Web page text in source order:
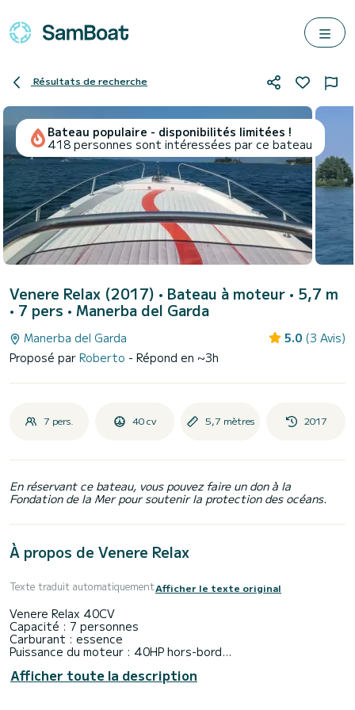
Résultats de recherche
Bateau populaire - disponibilités limitées !
418 personnes sont intéressées par ce bateau
Venere Relax (2017) • Bateau à moteur • 5,7 m
• 7 pers • Manerba del Garda
Manerba del Garda 5.0 (3 Avis)
Proposé par Roberto - Répond en ~3h
7 pers. 40 cv 5,7 mètres 2017
En réservant ce bateau, vous pouvez faire un don à la
Fondation de la Mer pour soutenir la protection des océans.
À propos de Venere Relax
Texte traduit automatiquementAfficher le texte original
Venere Relax 40CV
Capacité : 7 personnes
Carburant : essence
Puissance du moteur : 40HP hors-bord
Carburant NON INCLUS
Possibilité de convenir des heures ou de plusieurs jours
Afficher toute la description